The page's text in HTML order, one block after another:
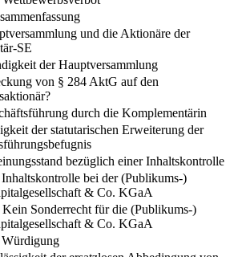
und die Aktionäre der
SE
der Hauptversammlung
von § 284 AktG auf den
durch die Komplementärin
der statutarischen Erweiterung der
bezüglich einer Inhaltskontrolle
bei der (Publikums-)
& Co. KGaA
Sonderrecht für die (Publikums-)
& Co. KGaA